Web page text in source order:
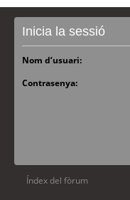
Inicia la sessió
Nom d’usuari:
Contrasenya:
Índex del fòrum